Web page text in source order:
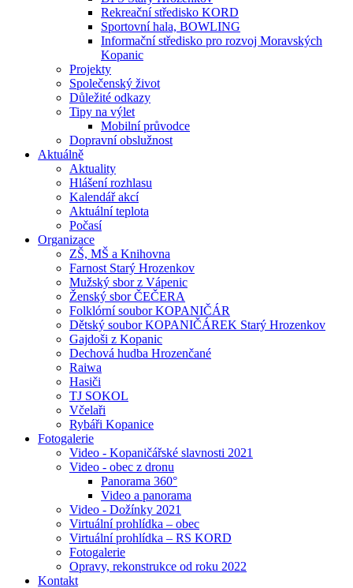
Rekreační středisko KORD
Sportovní hala, BOWLING
Informační středisko pro rozvoj Moravských
Kopanic
Projekty
Společenský život
Důležité odkazy
Tipy na výlet
Mobilní průvodce
Dopravní obslužnost
Aktuálně
Aktuality
Hlášení rozhlasu
Kalendář akcí
Aktuální teplota
Počasí
Organizace
ZŠ, MŠ a Knihovna
Farnost Starý Hrozenkov
Mužský sbor z Vápenic
Ženský sbor ČEČERA
Folklórní soubor KOPANIČÁR
Dětský soubor KOPANIČÁREK Starý Hrozenkov
Gajdoši z Kopanic
Dechová hudba Hrozenčané
Raiwa
Hasiči
TJ SOKOL
Včelaři
Rybáři Kopanice
Fotogalerie
Video - Kopaničářské slavnosti 2021
Video - obec z dronu
Panorama 360°
Video a panorama
Video - Dožínky 2021
Virtuální prohlídka – obec
Virtuální prohlídka – RS KORD
Fotogalerie
Opravy, rekonstrukce od roku 2022
Kontakt